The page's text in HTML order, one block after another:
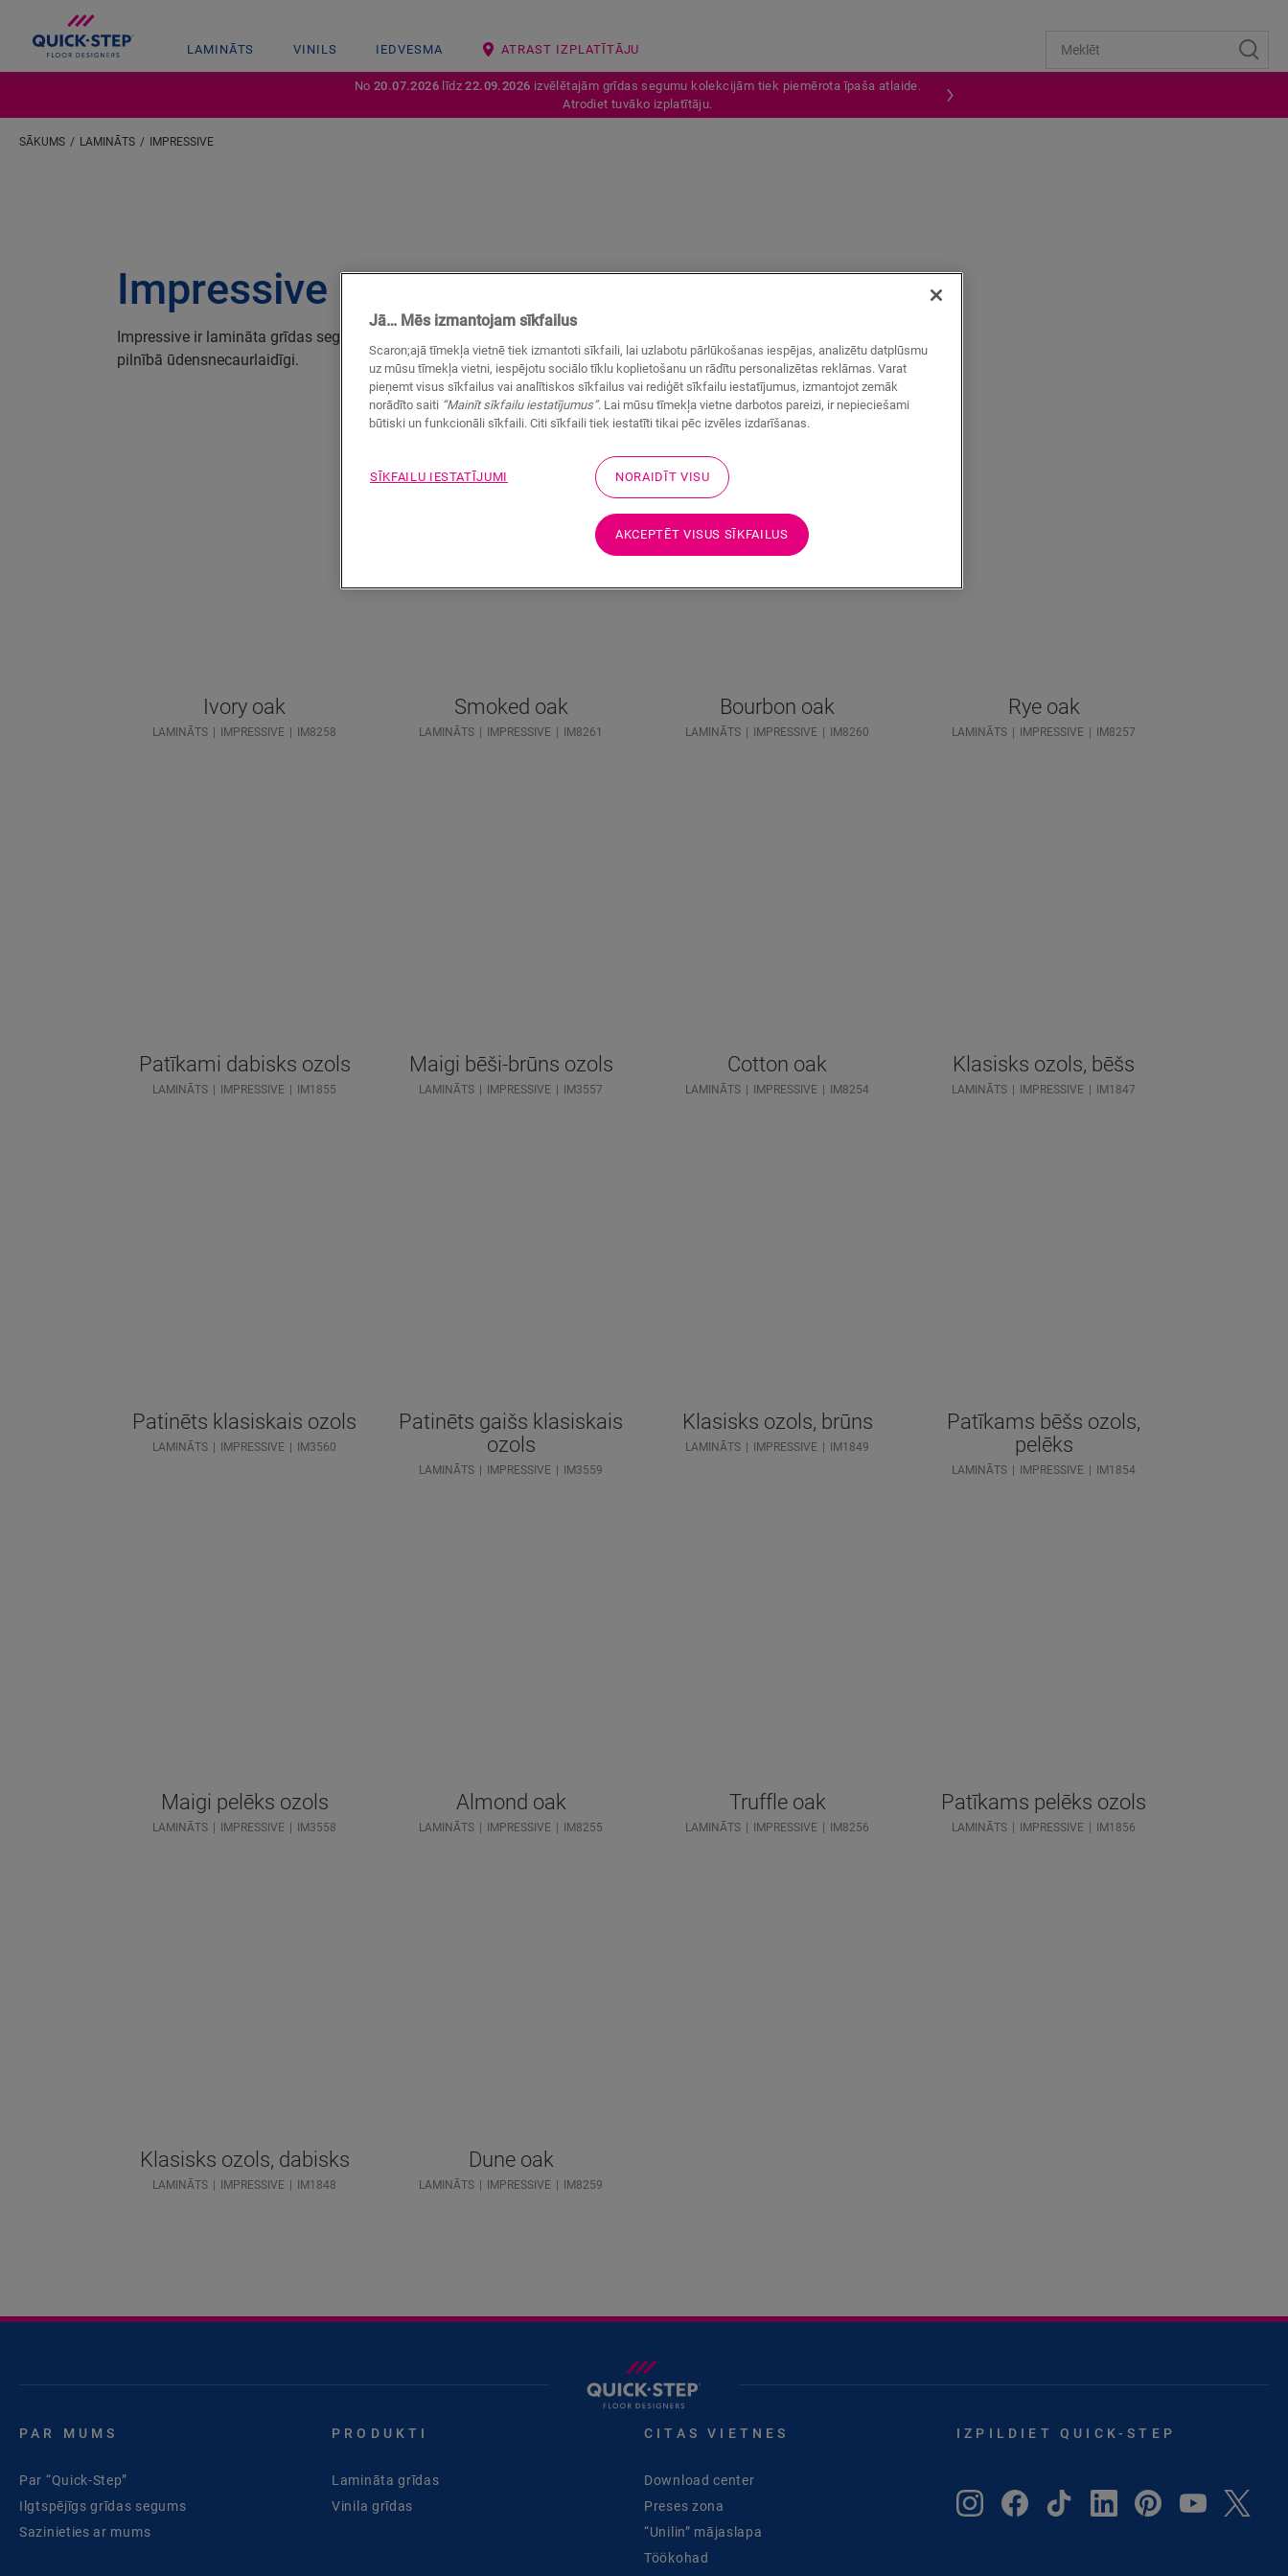
LAMINĀTS VINILS IEDVESMA ATRAST IZPLATĪTĀJU
No 20.07.2026līdz22.09.2026 izvēlētajām grīdas segumu kolekcijām tiek piemērota īpaša atlaide.
Atrodiet tuvāko izplatītāju.
SĀKUMS LAMINĀTS IMPRESSIVE
Impressive
Impressive ir lamināta grīdas segumu kolekcija, kas izskatās lieliski un rada dabiskuma sajūtu. Šie grīdas segumi ir
pilnībā ūdensnecaurlaidīgi.
Ivory oak
LAMINĀTS IMPRESSIVE IM8258
Smoked oak
LAMINĀTS IMPRESSIVE IM8261
Bourbon oak
LAMINĀTS IMPRESSIVE IM8260
Rye oak
LAMINĀTS IMPRESSIVE IM8257
Patīkami dabisks ozols
LAMINĀTS IMPRESSIVE IM1855
Maigi bēši-brūns ozols
LAMINĀTS IMPRESSIVE IM3557
Cotton oak
LAMINĀTS IMPRESSIVE IM8254
Klasisks ozols, bēšs
LAMINĀTS IMPRESSIVE IM1847
Patinēts klasiskais ozols
LAMINĀTS IMPRESSIVE IM3560
Patinēts gaišs klasiskais
ozols
LAMINĀTS IMPRESSIVE IM3559
Klasisks ozols, brūns
LAMINĀTS IMPRESSIVE IM1849
Patīkams bēšs ozols,
pelēks
LAMINĀTS IMPRESSIVE IM1854
Maigi pelēks ozols
LAMINĀTS IMPRESSIVE IM3558
Almond oak
LAMINĀTS IMPRESSIVE IM8255
Truffle oak
LAMINĀTS IMPRESSIVE IM8256
Patīkams pelēks ozols
LAMINĀTS IMPRESSIVE IM1856
Klasisks ozols, dabisks
LAMINĀTS IMPRESSIVE IM1848
Dune oak
LAMINĀTS IMPRESSIVE IM8259
PAR MUMS
Par “Quick-Step”
Ilgtspējīgs grīdas segums
Sazinieties ar mums
PRODUKTI
Lamināta grīdas
Vinila grīdas
CITAS VIETNES
Download center
Preses zona
“Unilin” mājaslapa
Töökohad
IZPILDIET QUICK-STEP
Jā… Mēs izmantojam sīkfailus
Scaron;ajā tīmekļa vietnē tiek izmantoti sīkfaili, lai uzlabotu pārlūkošanas iespējas, analizētu datplūsmu
uz mūsu tīmekļa vietni, iespējotu sociālo tīklu koplietošanu un rādītu personalizētas reklāmas. Varat
pieņemt visus sīkfailus vai analītiskos sīkfailus vai rediģēt sīkfailu iestatījumus, izmantojot zemāk
norādīto saiti “Mainīt sīkfailu iestatījumus”. Lai mūsu tīmekļa vietne darbotos pareizi, ir nepieciešami
būtiski un funkcionāli sīkfaili. Citi sīkfaili tiek iestatīti tikai pēc izvēles izdarīšanas.
SĪKFAILU IESTATĪJUMI NORAIDĪT VISU
AKCEPTĒT VISUS SĪKFAILUS